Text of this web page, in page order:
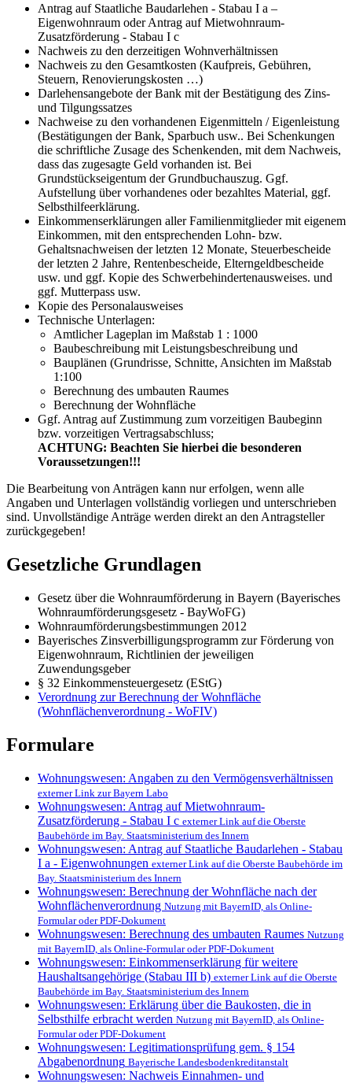
Antrag auf Staatliche Baudarlehen - Stabau I a –
Eigenwohnraum oder Antrag auf Mietwohnraum-
Zusatzförderung - Stabau I c
Nachweis zu den derzeitigen Wohnverhältnissen
Nachweis zu den Gesamtkosten (Kaufpreis, Gebühren,
Steuern, Renovierungskosten …)
Darlehensangebote der Bank mit der Bestätigung des Zins-
und Tilgungssatzes
Nachweise zu den vorhandenen Eigenmitteln / Eigenleistung
(Bestätigungen der Bank, Sparbuch usw.. Bei Schenkungen
die schriftliche Zusage des Schenkenden, mit dem Nachweis,
dass das zugesagte Geld vorhanden ist. Bei
Grundstückseigentum der Grundbuchauszug. Ggf.
Aufstellung über vorhandenes oder bezahltes Material, ggf.
Selbsthilfeerklärung.
Einkommenserklärungen aller Familienmitglieder mit eigenem
Einkommen, mit den entsprechenden Lohn- bzw.
Gehaltsnachweisen der letzten 12 Monate, Steuerbescheide
der letzten 2 Jahre, Rentenbescheide, Elterngeldbescheide
usw. und ggf. Kopie des Schwerbehindertenausweises. und
ggf. Mutterpass usw.
Kopie des Personalausweises
Technische Unterlagen:
Amtlicher Lageplan im Maßstab 1 : 1000
Baubeschreibung mit Leistungsbeschreibung und
Bauplänen (Grundrisse, Schnitte, Ansichten im Maßstab
1:100
Berechnung des umbauten Raumes
Berechnung der Wohnfläche
Ggf. Antrag auf Zustimmung zum vorzeitigen Baubeginn
bzw. vorzeitigen Vertragsabschluss;
ACHTUNG: Beachten Sie hierbei die besonderen
Voraussetzungen!!!
Die Bearbeitung von Anträgen kann nur erfolgen, wenn alle
Angaben und Unterlagen vollständig vorliegen und unterschrieben
sind. Unvollständige Anträge werden direkt an den Antragsteller
zurückgegeben!
Gesetzliche Grundlagen
Gesetz über die Wohnraumförderung in Bayern (Bayerisches
Wohnraumförderungsgesetz - BayWoFG)
Wohnraumförderungsbestimmungen 2012
Bayerisches Zinsverbilligungsprogramm zur Förderung von
Eigenwohnraum, Richtlinien der jeweiligen
Zuwendungsgeber
§ 32 Einkommensteuergesetz (EStG)
Verordnung zur Berechnung der Wohnfläche
(Wohnflächenverordnung - WoFIV)
Formulare
Wohnungswesen: Angaben zu den Vermögensverhältnissen
externer Link zur Bayern Labo
Wohnungswesen: Antrag auf Mietwohnraum-
Zusatzförderung - Stabau I c externer Link auf die Oberste
Baubehörde im Bay. Staatsministerium des Innern
Wohnungswesen: Antrag auf Staatliche Baudarlehen - Stabau
I a - Eigenwohnungen externer Link auf die Oberste Baubehörde im
Bay. Staatsministerium des Innern
Wohnungswesen: Berechnung der Wohnfläche nach der
Wohnflächenverordnung Nutzung mit BayernID, als Online-
Formular oder PDF-Dokument
Wohnungswesen: Berechnung des umbauten Raumes Nutzung
mit BayernID, als Online-Formular oder PDF-Dokument
Wohnungswesen: Einkommenserklärung für weitere
Haushaltsangehörige (Stabau III b) externer Link auf die Oberste
Baubehörde im Bay. Staatsministerium des Innern
Wohnungswesen: Erklärung über die Baukosten, die in
Selbsthilfe erbracht werden Nutzung mit BayernID, als Online-
Formular oder PDF-Dokument
Wohnungswesen: Legitimationsprüfung gem. § 154
Abgabenordnung Bayerische Landesbodenkreditanstalt
Wohnungswesen: Nachweis Einnahmen- und